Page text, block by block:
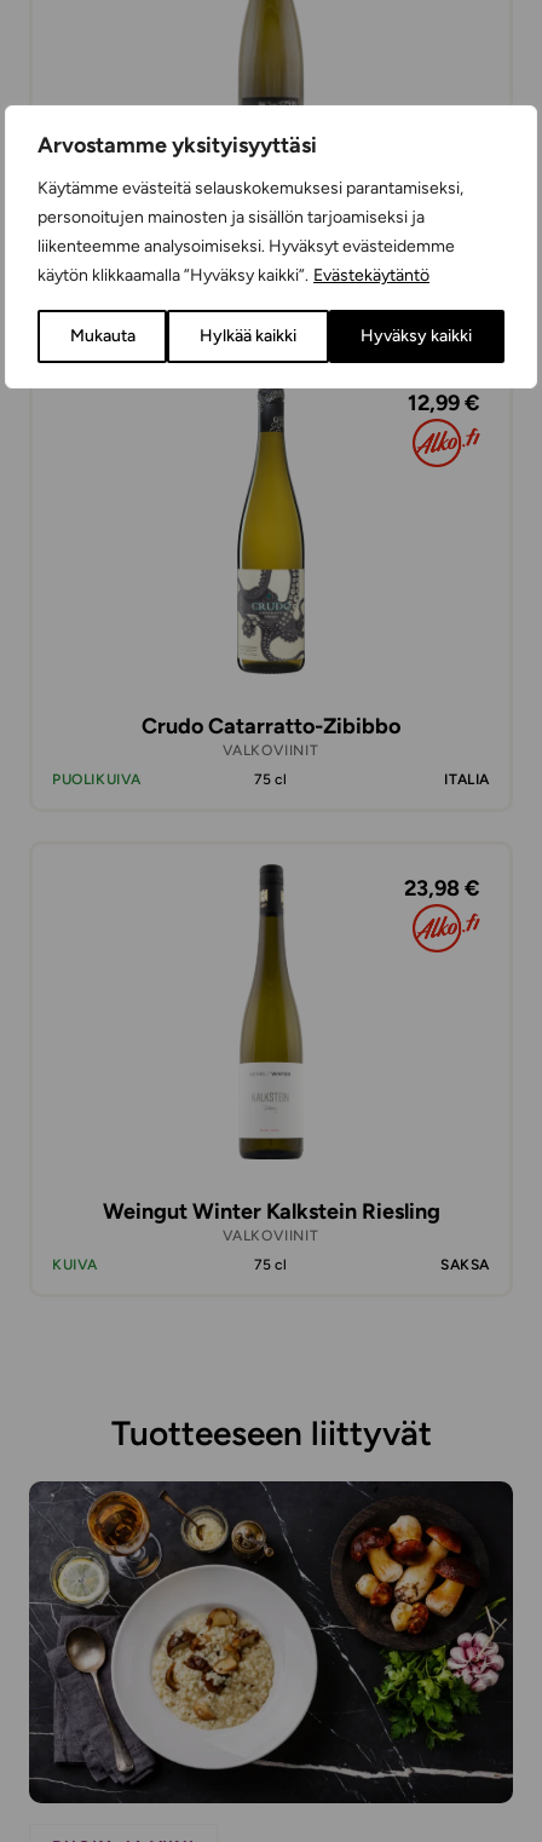
Arvostamme yksityisyyttäsi
Käytämme evästeitä selauskokemuksesi parantamiseksi,
personoitujen mainosten ja sisällön tarjoamiseksi ja
liikenteemme analysoimiseksi. Hyväksyt evästeidemme
käytön klikkaamalla ”Hyväksy kaikki”. Evästekäytäntö
Mukauta Hylkää kaikki Hyväksy kaikki
Wolfberger W2
VALKOVIINIT
12,99 €
Crudo Catarratto-Zibibbo
VALKOVIINIT
PUOLIKUIVA
75 cl ITALIA
23,98 €
Weingut Winter Kalkstein Riesling
VALKOVIINIT
KUIVA
75 cl SAKSA
Tuotteeseen liittyvät